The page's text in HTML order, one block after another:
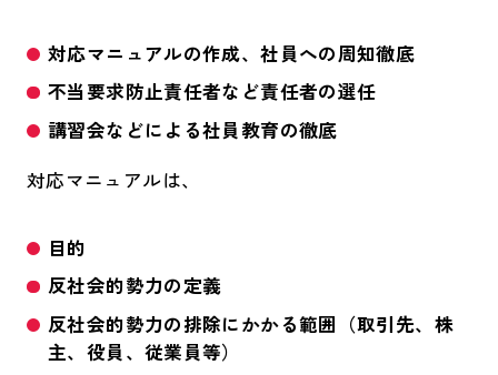
対応マニュアルの作成、社員への周知徹底
不当要求防止責任者など責任者の選任
講習会などによる社員教育の徹底
対応マニュアルは、
目的
反社会的勢力の定義
反社会的勢力の排除にかかる範囲（取引先、株
主、役員、従業員等）